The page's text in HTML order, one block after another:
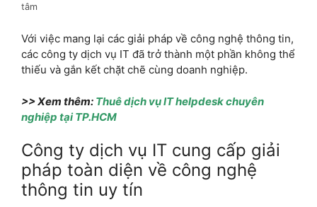
tâm
Với việc mang lại các giải pháp về công nghệ thông tin,
các công ty dịch vụ IT đã trở thành một phần không thể
thiếu và gắn kết chặt chẽ cùng doanh nghiệp.
>> Xem thêm: Thuê dịch vụ IT helpdesk chuyên
nghiệp tại TP.HCM
Công ty dịch vụ IT cung cấp giải
pháp toàn diện về công nghệ
thông tin uy tín